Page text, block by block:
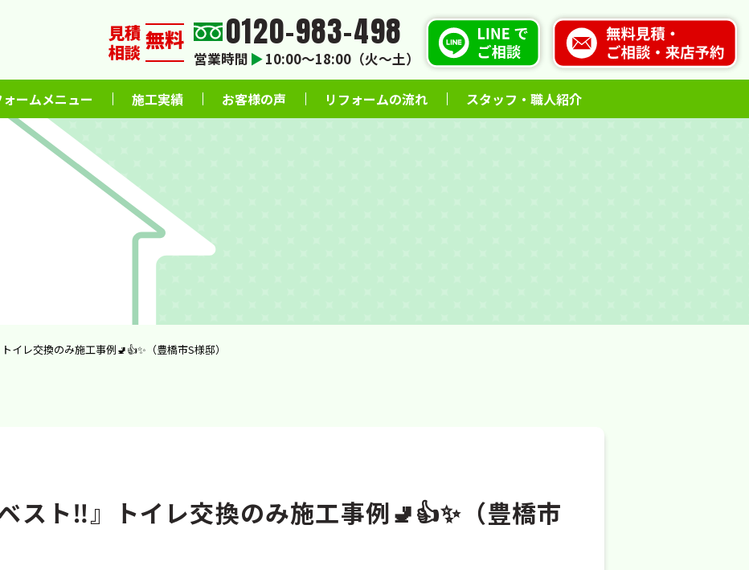
見積
相談 無料 0120-983-498
営業時間 ▶10:00〜18:00（火〜土）
ォームメニュー 施工実績 お客様の声 リフォームの流れ スタッフ・職人紹介
イレ交換のみ施工事例🚽👍✨（豊橋市S様邸）
スト‼️』トイレ交換のみ施工事例🚽👍✨（豊橋市